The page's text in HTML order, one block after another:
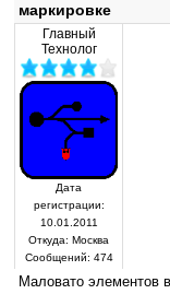
маркировке
Главный
Технолог
Дата
регистрации:
10.01.2011
Откуда: Москва
Сообщений: 474
Маловато элементов